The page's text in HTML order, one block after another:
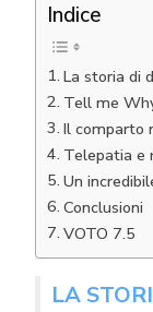
Indice
La storia di
Tell me
Il comparto
Telepatia e
Un
Conclusioni
VOTO 7.5
LA